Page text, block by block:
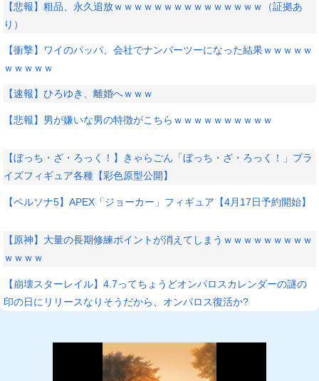
【悲報】粗品、永久追放ｗｗｗｗｗｗｗｗｗｗｗｗｗｗｗ（証拠あ
り）
【衝撃】ワイのパッパ、会社でナンバーツーになった結果ｗｗｗｗｗ
ｗｗｗｗｗ
【速報】ひろゆき、離婚へｗｗｗ
【悲報】男が嫌いな男の特徴がこちらｗｗｗｗｗｗｗｗｗｗ
【ぼっち・ざ・ろっく！】きゃらごん「ぼっち・ざ・ろっく！」プラ
イズフィギュア各種【彩色原型公開】
【ペルソナ5】APEX「ジョーカー」フィギュア【4月17日予約開始】
【原神】大量の長期修練ポイントが消えてしまうｗｗｗｗｗｗｗｗｗ
ｗｗｗｗ
【崩壊スターレイル】4.7ってちょうどオンパロスカレンダーの謎の
印の日にリリースなりそうだから、オンパロス復活か?